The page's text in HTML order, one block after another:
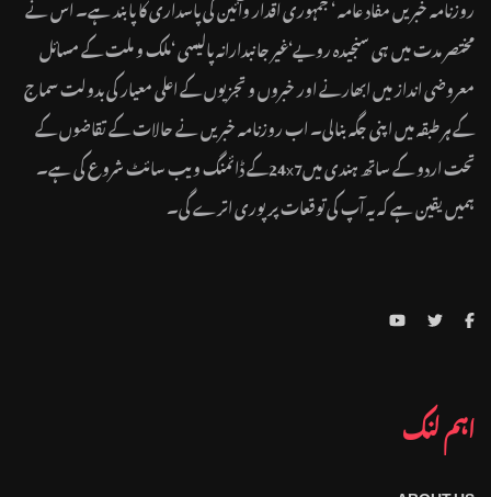
مختصر مدت میں ہی سنجیدہ رویے‘غیر جانبدارانہ پالیسی ‘ملک و ملت کے مسائل
معروضی انداز میں ابھارنے اور خبروں و تجزیوں کے اعلی معیار کی بدولت سماج
کے ہر طبقہ میں اپنی جگہ بنالی۔ اب روزنامہ خبریں نے حالات کے تقاضوں کے
تحت اردو کے ساتھ ہندی میں24x7کے ڈائمنگ ویب سائٹ شروع کی ہے۔
ہمیں یقین ہے کہ یہ آپ کی توقعات پر پوری اترے گی۔
اہم لنک